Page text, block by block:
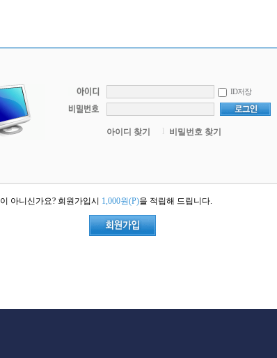
ID저장
아이디 찾기 비밀번호 찾기
이 아니신가요? 회원가입시 1,000원(P)을 적립해 드립니다.